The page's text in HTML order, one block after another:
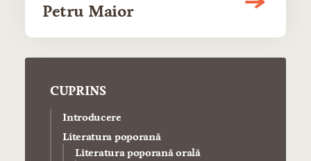
Petru Maior
CUPRINS
Introducere
Literatura poporană
Literatura poporană orală